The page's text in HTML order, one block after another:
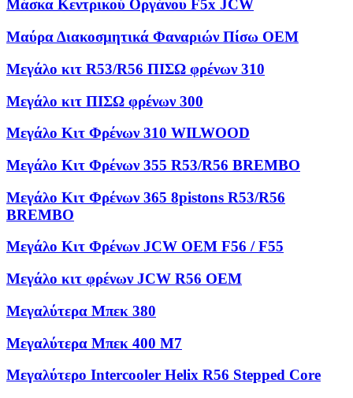
Μάσκα Κεντρικού Οργάνου F5x JCW
Μαύρα Διακοσμητικά Φαναριών Πίσω OEM
Μεγάλο κιτ R53/R56 ΠΙΣΩ φρένων 310
Μεγάλο κιτ ΠΙΣΩ φρένων 300
Μεγάλο Κιτ Φρένων 310 WILWOOD
Μεγάλο Κιτ Φρένων 355 R53/R56 BREMBO
Μεγάλο Κιτ Φρένων 365 8pistons R53/R56
BREMBO
Μεγάλο Κιτ Φρένων JCW OEM F56 / F55
Μεγάλο κιτ φρένων JCW R56 OEM
Μεγαλύτερα Μπεκ 380
Μεγαλύτερα Μπεκ 400 M7
Μεγαλύτερο Intercooler Helix R56 Stepped Core